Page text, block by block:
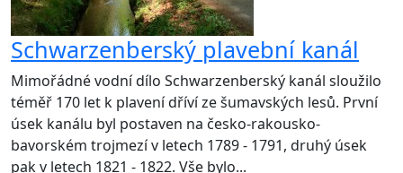
Schwarzenberský plavební kanál
Mimořádné vodní dílo Schwarzenberský kanál sloužilo
téměř 170 let k plavení dříví ze šumavských lesů. První
úsek kanálu byl postaven na česko-rakousko-
bavorském trojmezí v letech 1789 - 1791, druhý úsek
pak v letech 1821 - 1822. Vše bylo...